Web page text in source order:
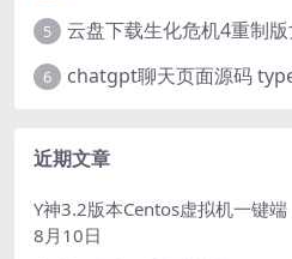
5
6 chatgpt聊天页面源码
近期文章
Y神3.2版本Centos虚拟机一键
8月10日